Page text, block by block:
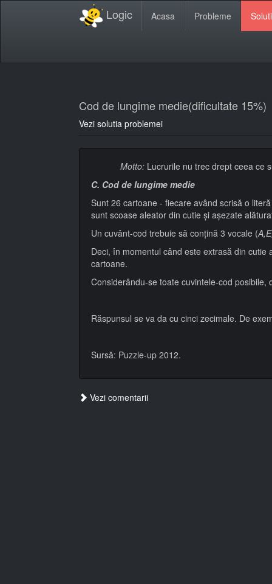
Logic Acasa Probleme
Cod de lungime medie(dificultate 15%)
Vezi solutia problemei
Motto: Lucrurile nu trec drept ceea ce
C. Cod de lungime medie
Sunt 26 cartoane - fiecare având scrisă o
sunt scoase aleator din cutie şi aşezate
Un cuvânt-cod trebuie să conţină 3 vocale (
Deci, în momentul când este extrasă din
cartoane.
Considerându-se toate cuvintele-cod
Răspunsul se va da cu cinci zecimale. De
Sursă: Puzzle-up 2012.
Vezi comentarii